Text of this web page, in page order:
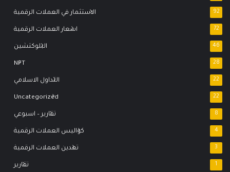
الاستثمار في العملات الرقمية 92
اسعار العملات الرقمية 72
البلوكتشين 46
NFT 28
التداول الاسلامي 22
Uncategorized 22
تقارير – اسبوعي 8
كواليس العملات الرقمية 4
تعدين العملات الرقمية 3
تقارير 1